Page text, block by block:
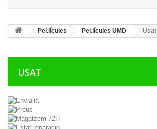
Pel.lícules Pel.lícules UMD Usat
USAT